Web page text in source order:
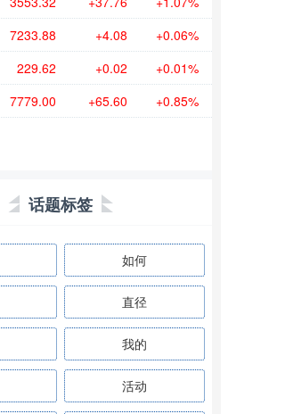
7233.93 +4.13 +0.06%
229.62 +0.02 +0.01%
7777.00 +63.60 +0.82%
话题标签
如何
直径
我的
活动